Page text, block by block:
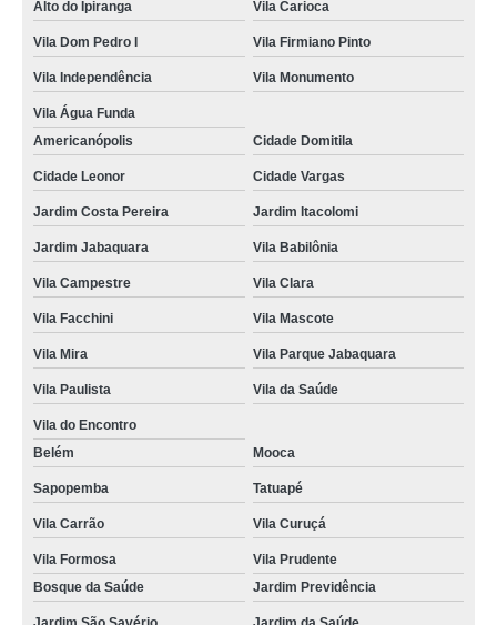
locais de mudar categoria cnh b para c Belém
quanto custa mudar de categoria b para d Sapopemba
alterar categoria cnh Vila Mascote
alterar categoria da habilitação Cursino
mudar categoria cnh b para d Vila Império
alterar categoria cnh b para c Higienópolis
locais de mudar a categoria da carta de motorista Jardim Luzitânia
quanto custa mudar categoria de b para d Vila Aeroporto
mudar de categoria b para d orçamento Jardim Costa Pereira
locais de mudar categoria cnh b para c Mirandópolis
mudar categoria de b para d orçamento Belém
mudar categoria cnh Paraíso
mudar categoria cnh b para c Vila Afonso Celso
mudar categoria de cnh orçamento Vila Arapuã
Alto do Ipiranga
Vila Carioca
Vila Dom Pedro I Vila Firmiano Pinto
Vila Independência Vila Monumento
Vila Água Funda
Americanópolis
Cidade Domitila
Cidade Leonor Cidade Vargas
Jardim Costa Pereira Jardim Itacolomi
Jardim Jabaquara Vila Babilônia
Vila Campestre Vila Clara
Vila Facchini Vila Mascote
Vila Mira Vila Parque Jabaquara
Vila Paulista Vila da Saúde
Vila do Encontro
Belém
Mooca
Sapopemba Tatuapé
Vila Carrão Vila Curuçá
Vila Formosa
Vila Prudente
Bosque da Saúde
Jardim Previdência